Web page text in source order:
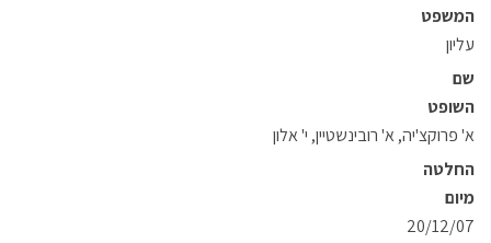
המשפט
עליון
שם
השופט
א' פרוקצ'יה, א' רובינשטיין, י' אלון
החלטה
מיום
20/12/07